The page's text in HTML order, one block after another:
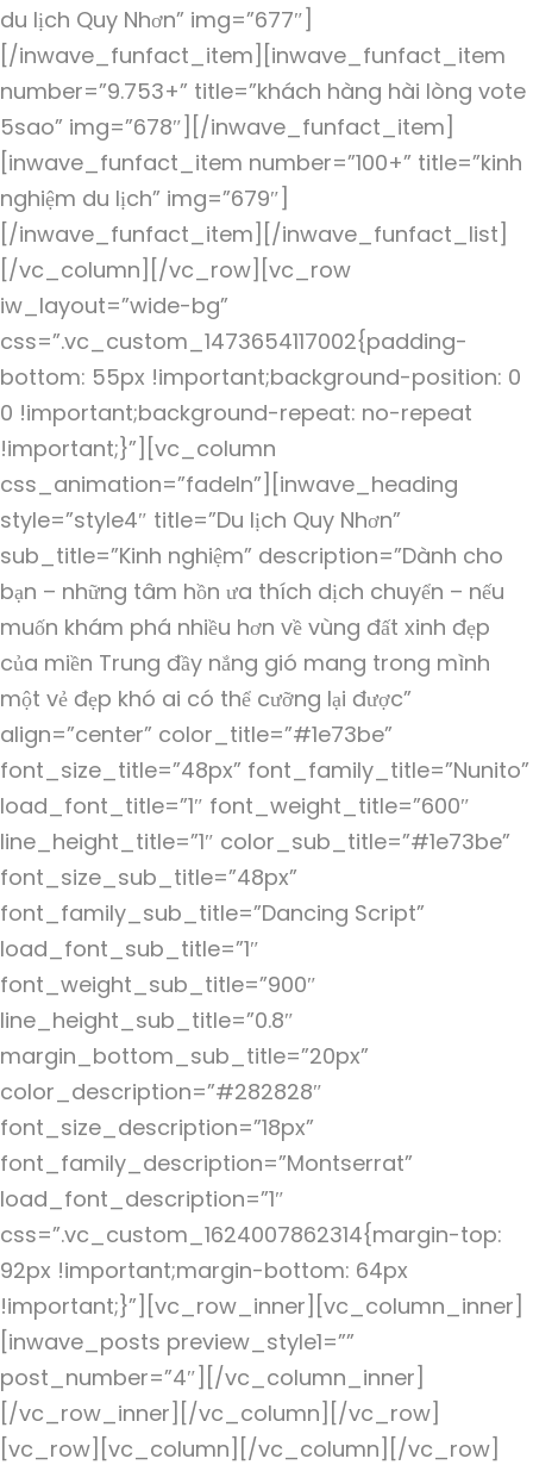
du lịch Quy Nhơn” img=”677″]
[/inwave_funfact_item][inwave_funfact_item
number=”9.753+” title=”khách hàng hài lòng vote
5sao” img=”678″][/inwave_funfact_item]
[inwave_funfact_item number=”100+” title=”kinh
nghiệm du lịch” img=”679″]
[/inwave_funfact_item][/inwave_funfact_list]
[/vc_column][/vc_row][vc_row
iw_layout=”wide-bg”
css=”.vc_custom_1473654117002{padding-
bottom: 55px !important;background-position: 0
0 !important;background-repeat: no-repeat
!important;}”][vc_column
css_animation=”fadeIn”][inwave_heading
style=”style4″ title=”Du lịch Quy Nhơn”
sub_title=”Kinh nghiệm” description=”Dành cho
bạn – những tâm hồn ưa thích dịch chuyển – nếu
muốn khám phá nhiều hơn về vùng đất xinh đẹp
của miền Trung đầy nắng gió mang trong mình
một vẻ đẹp khó ai có thể cưỡng lại được”
align=”center” color_title=”#1e73be”
font_size_title=”48px” font_family_title=”Nunito”
load_font_title=”1″ font_weight_title=”600″
line_height_title=”1″ color_sub_title=”#1e73be”
font_size_sub_title=”48px”
font_family_sub_title=”Dancing Script”
load_font_sub_title=”1″
font_weight_sub_title=”900″
line_height_sub_title=”0.8″
margin_bottom_sub_title=”20px”
color_description=”#282828″
font_size_description=”18px”
font_family_description=”Montserrat”
load_font_description=”1″
css=”.vc_custom_1624007862314{margin-top:
92px !important;margin-bottom: 64px
!important;}”][vc_row_inner][vc_column_inner]
[inwave_posts preview_style1=””
post_number=”4″][/vc_column_inner]
[/vc_row_inner][/vc_column][/vc_row]
[vc_row][vc_column][/vc_column][/vc_row]